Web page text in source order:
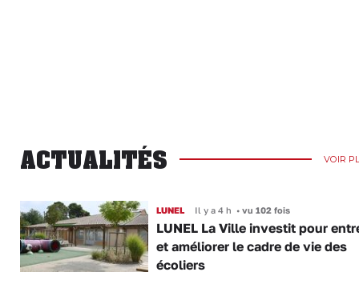
ACTUALITÉS VOIR
LUNEL Il y a 4 h •vu 102 fois
LUNEL La Ville investit pour
et améliorer le cadre de vie des
écoliers